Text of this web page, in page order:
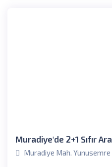
Muradiye'de 2+1 Sıfır
Muradiye Mah.